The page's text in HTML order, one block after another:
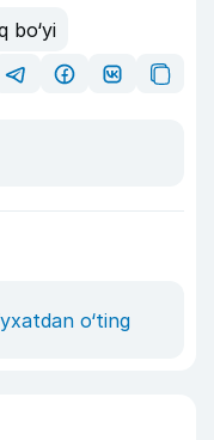
bo‘yi
o‘ting